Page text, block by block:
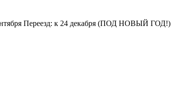
Переезд: к 24 декабря (ПОД НОВЫЙ ГОД!)